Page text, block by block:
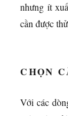
nhưng ít
cần được
CHỌN
Với các